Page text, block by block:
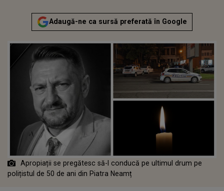
Adaugă-ne ca sursă preferată în Google
Apropiații se pregătesc să-l conducă pe ultimul drum pe
polițistul de 50 de ani din Piatra Neamț